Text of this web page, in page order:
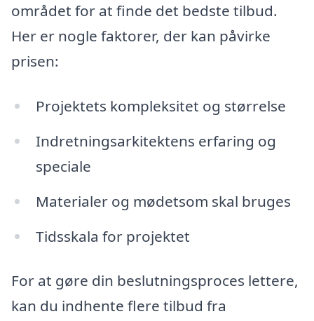
området for at finde det bedste tilbud.
Her er nogle faktorer, der kan påvirke
prisen:
Projektets kompleksitet og størrelse
Indretningsarkitektens erfaring og
speciale
Materialer og mødetsom skal bruges
Tidsskala for projektet
For at gøre din beslutningsproces lettere,
kan du indhente flere tilbud fra